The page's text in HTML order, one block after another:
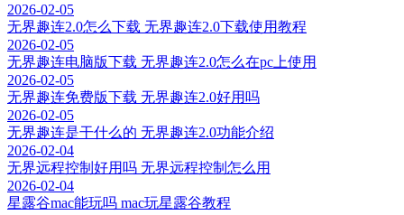
2026-02-05
无界趣连2.0怎么下载 无界趣连2.0下载使用教程
2026-02-05
无界趣连电脑版下载 无界趣连2.0怎么在pc上使用
2026-02-05
无界趣连免费版下载 无界趣连2.0好用吗
2026-02-05
无界趣连是干什么的 无界趣连2.0功能介绍
2026-02-04
无界远程控制好用吗 无界远程控制怎么用
2026-02-04
星露谷mac能玩吗 mac玩星露谷教程